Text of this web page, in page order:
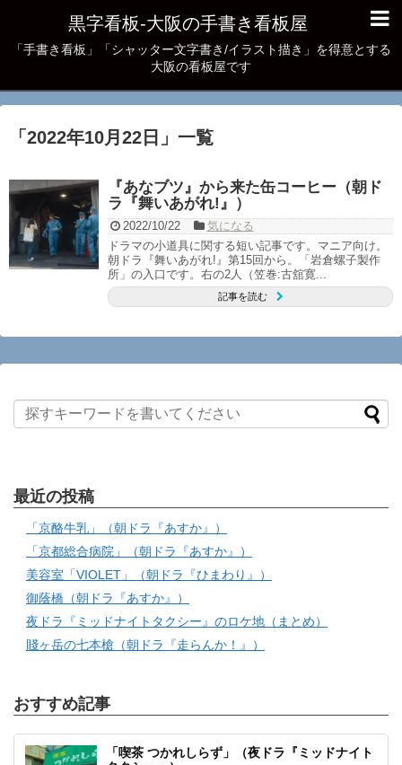
黒字看板‐大阪の手書き看板屋
「手書き看板」「シャッター文字書き/イラスト描き」を得意とする
大阪の看板屋です
「 2022年10月22日 」 一覧
『あなブツ』から来た缶コーヒー（朝ド
ラ『舞いあがれ!』）
2022/10/22
気になる
ドラマの小道具に関する短い記事です。マニア向け。
朝ドラ『舞いあがれ!』第15回から。「岩倉螺子製作
所」の入口です。右の2人（笠巻:古舘寛...
記事を読む
最近の投稿
「京酪牛乳」（朝ドラ『あすか』）
「京都総合病院」（朝ドラ『あすか』）
美容室「VIOLET」（朝ドラ『ひまわり』）
御蔭橋（朝ドラ『あすか』）
夜ドラ『ミッドナイトタクシー』のロケ地（まとめ）
賤ヶ岳の七本槍（朝ドラ『走らんか！』）
おすすめ記事
「喫茶 つかれしらず」（夜ドラ『ミッドナイト